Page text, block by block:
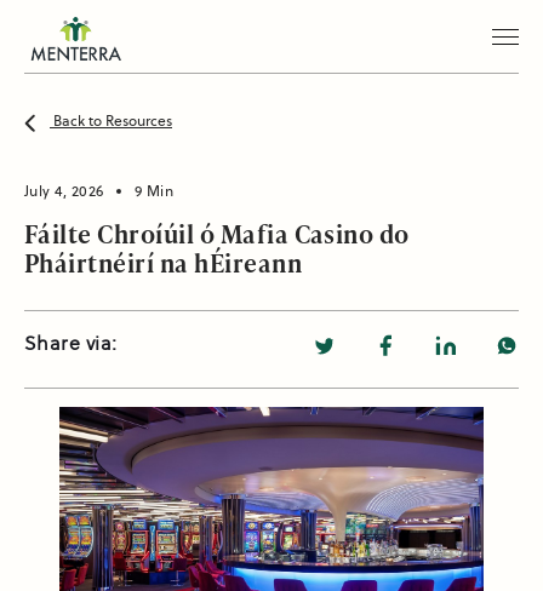
Back to Resources
July 4, 2026 9 Min
Fáilte Chroíúil ó Mafia Casino do
Pháirtnéirí na hÉireann
Share via: